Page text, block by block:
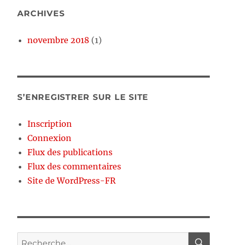
ARCHIVES
novembre 2018 (1)
S’ENREGISTRER SUR LE SITE
Inscription
Connexion
Flux des publications
Flux des commentaires
Site de WordPress-FR
Recherche